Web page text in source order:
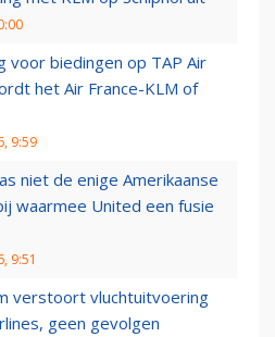
voor biedingen op TAP Air
het Air France-KLM of
9:59
niet de enige Amerikaanse
waarmee United een fusie
9:51
verstoort vluchtuitvoering
geen gevolgen